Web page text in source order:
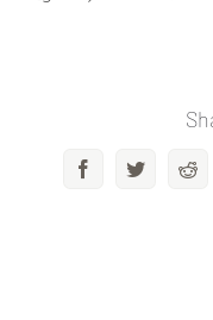
FacebookTwitter